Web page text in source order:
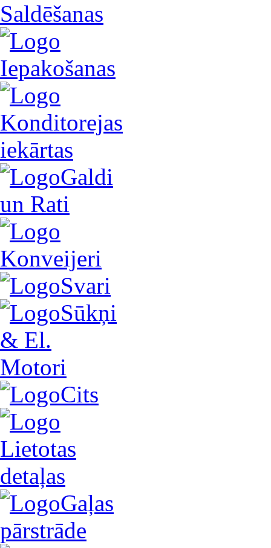
Saldēšanas
Iepakošanas
Konditorejas
iekārtas
Galdi
un Rati
Konveijeri
Svari
Sūkņi
& El.
Motori
Cits
Lietotas
detaļas
Gaļas
pārstrāde